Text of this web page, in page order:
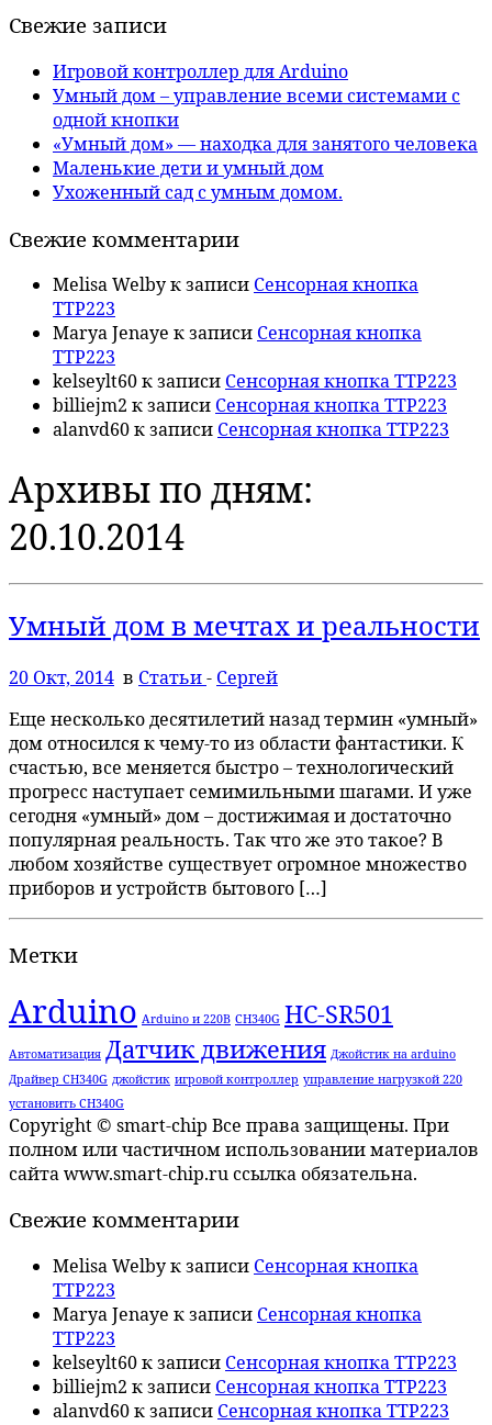
Свежие записи
Игровой контроллер для Arduino
Умный дом – управление всеми системами с
одной кнопки
«Умный дом» — находка для занятого человека
Маленькие дети и умный дом
Ухоженный сад с умным домом.
Свежие комментарии
Melisa Welbyк записи Сенсорная кнопка
TTP223
Marya Jenaye к записи Сенсорная кнопка
TTP223
kelseylt60к записи Сенсорная кнопка TTP223
billiejm2 к записи Сенсорная кнопка TTP223
alanvd60к записи Сенсорная кнопка TTP223
Архивы по дням:
20.10.2014
Умный дом в мечтах и реальности
20 Окт, 2014 в Статьи- Сергей
Еще несколько десятилетий назад термин «умный»
дом относился к чему-то из области фантастики. К
счастью, все меняется быстро – технологический
прогресс наступает семимильными шагами. И уже
сегодня «умный» дом – достижимая и достаточно
популярная реальность. Так что же это такое? В
любом хозяйстве существует огромное множество
приборов и устройств бытового […]
Метки
Arduino Arduino и 220В CH340G HC-SR501
Автоматизация Датчик движения Джойстик на arduino
Драйвер CH340G джойстик игровой контроллер управление нагрузкой 220
установить CH340G
Copyright © smart-chip Все права защищены. При
полном или частичном использовании материалов
сайта www.smart-chip.ru ссылка обязательна.
Свежие комментарии
Melisa Welbyк записи Сенсорная кнопка
TTP223
Marya Jenaye к записи Сенсорная кнопка
TTP223
kelseylt60к записи Сенсорная кнопка TTP223
billiejm2 к записи Сенсорная кнопка TTP223
alanvd60к записи Сенсорная кнопка TTP223